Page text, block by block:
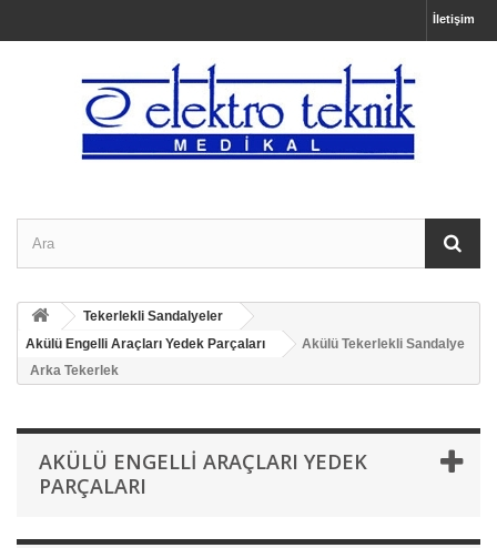
İletişim
Tekerlekli Sandalyeler
Akülü Engelli Araçları Yedek Parçaları
Akülü Tekerlekli Sandalye
Arka Tekerlek
AKÜLÜ ENGELLI ARAÇLARI YEDEK
PARÇALARI